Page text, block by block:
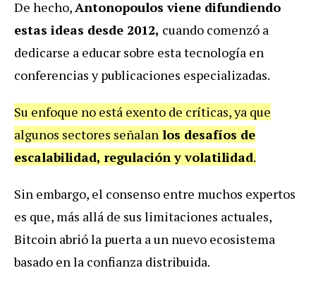
De hecho,Antonopoulos viene difundiendo
estas ideas desde 2012, cuando comenzó a
dedicarse a educar sobre esta tecnología en
conferencias y publicaciones especializadas.
Su enfoque no está exento de críticas, ya que
algunos sectores señalan los desafíos de
escalabilidad, regulación y volatilidad.
Sin embargo, el consenso entre muchos expertos
es que, más allá de sus limitaciones actuales,
Bitcoin abrió la puerta a un nuevo ecosistema
basado en la confianza distribuida.